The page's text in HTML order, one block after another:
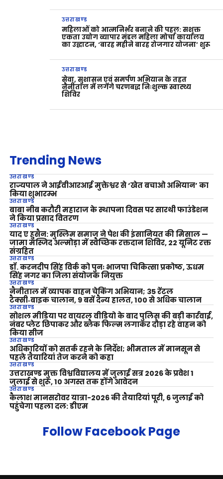
उत्तराखण्ड
महिलाओं को आत्मनिर्भर बनाने की पहल: सशक्त
एकता उद्योग व्यापार मंडल महिला मोर्चा कार्यालय
का उद्घाटन, ‘बारह महीने बारह रोजगार योजना’ शुरू
उत्तराखण्ड
सेवा, सुशासन एवं समर्पण अभियान के तहत
नैनीताल में लगेंगे चरणबद्ध निःशुल्क स्वास्थ्य
शिविर
Trending News
उत्तराखण्ड
राज्यपाल ने आईवीआरआई मुक्तेश्वर से ‘खेत बचाओ अभियान’ का
किया शुभारम्भ
उत्तराखण्ड
बाबा नीब करौरी महाराज के स्थापना दिवस पर सारथी फाउंडेशन
ने किया प्रसाद वितरण
उत्तराखण्ड
याद ए हुसैन: मुस्लिम समाज ने पेश की इंसानियत की मिसाल —
जामा मस्जिद अल्मोड़ा में स्वैच्छिक रक्तदान शिविर, 22 यूनिट रक्त
संग्रहित
उत्तराखण्ड
डॉ. करनदीप सिंह विर्क को पुनः भाजपा चिकित्सा प्रकोष्ठ, ऊधम
सिंह नगर का जिला संयोजक नियुक्त
उत्तराखण्ड
नैनीताल में व्यापक वाहन चेकिंग अभियान; 35 रेंटल
टैक्सी‑बाइक चालान, 9 बसें दैन्य हालत, 100 से अधिक चालान
उत्तराखण्ड
सोशल मीडिया पर वायरल वीडियो के बाद पुलिस की बड़ी कार्रवाई,
नंबर प्लेट छिपाकर और ब्लैक फिल्म लगाकर दौड़ा रहे वाहन को
किया सीज
उत्तराखण्ड
अधिकारियों को सतर्क रहने के निर्देश; भीमताल में मानसून से
पहले तैयारियां तेज करने को कहा
उत्तराखण्ड
उत्तराखण्ड मुक्त विश्वविद्यालय में जुलाई सत्र 2026 के प्रवेश 1
जुलाई से शुरू, 10 अगस्त तक होंगे आवेदन
उत्तराखण्ड
कैलाश मानसरोवर यात्रा-2026 की तैयारियां पूरी, 6 जुलाई को
पहुंचेगा पहला दल: डीएम
Follow Facebook Page